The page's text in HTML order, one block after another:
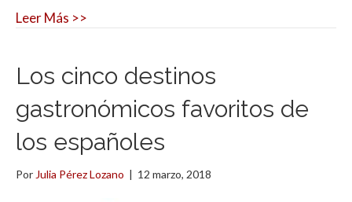
Leer Más >>
Los cinco destinos
gastronómicos favoritos de
los españoles
Por Julia Pérez Lozano | 12 marzo, 2018